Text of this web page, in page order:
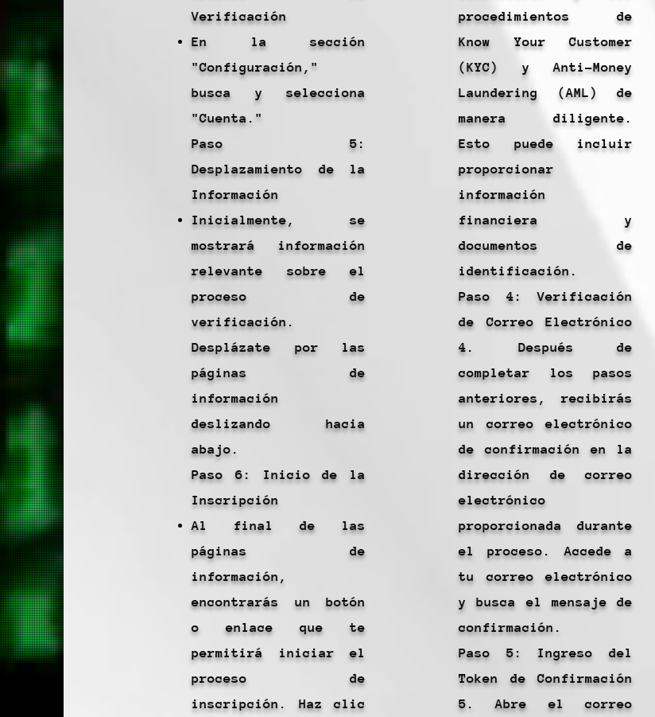
Verificación
En la sección
"Configuración,"
busca y selecciona
"Cuenta."
Paso 5:
Desplazamiento de la
Información
Inicialmente, se
mostrará información
relevante sobre el
proceso de
verificación.
Desplázate por las
páginas de
información
deslizando hacia
abajo.
Paso 6: Inicio de la
Inscripción
Al final de las
páginas de
información,
encontrarás un botón
o enlace que te
permitirá iniciar el
proceso de
inscripción. Haz clic
procedimientos de
Know Your Customer
(KYC) y Anti-Money
Laundering (AML) de
manera diligente.
Esto puede incluir
proporcionar
información
financiera y
documentos de
identificación.
Paso 4: Verificación
de Correo Electrónico
4. Después de
completar los pasos
anteriores, recibirás
un correo electrónico
de confirmación en la
dirección de correo
electrónico
proporcionada durante
el proceso. Accede a
tu correo electrónico
y busca el mensaje de
confirmación.
Paso 5: Ingreso del
Token de Confirmación
5. Abre el correo